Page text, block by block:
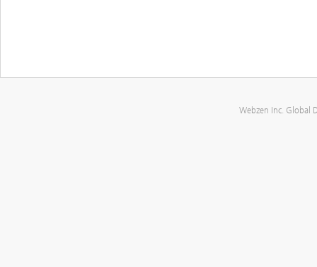
Webzen Inc. Global